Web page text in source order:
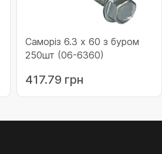
Саморіз 6.3 x 60 з буром
250шт (06-6360)
417.79 грн